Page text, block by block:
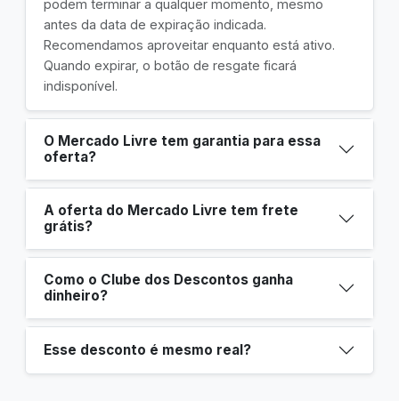
podem terminar a qualquer momento, mesmo
antes da data de expiração indicada.
Recomendamos aproveitar enquanto está ativo.
Quando expirar, o botão de resgate ficará
indisponível.
O Mercado Livre tem garantia para essa
oferta?
A oferta do Mercado Livre tem frete
grátis?
Como o Clube dos Descontos ganha
dinheiro?
Esse desconto é mesmo real?